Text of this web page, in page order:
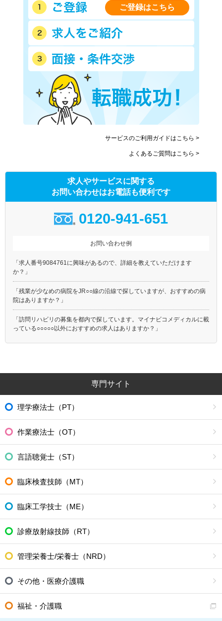
ご登録はこちら
サービスのご利用ガイドはこちら >
よくあるご質問はこちら >
求人やサービスに関する
お問い合わせはお電話も便利です
0120-941-651
お問い合わせ例
「求人番号9084761に興味があるので、詳細を教えていただけます
か？」
「残業が少なめの病院をJR○○線の沿線で探していますが、おすすめの病
院はありますか？」
「訪問リハビリの募集を都内で探しています。マイナビコメディカルに載
っている○○○○○以外におすすめの求人はありますか？」
専門サイト
理学療法士（PT）
作業療法士（OT）
言語聴覚士（ST）
臨床検査技師（MT）
臨床工学技士（ME）
診療放射線技師（RT）
管理栄養士/栄養士（NRD）
その他・医療介護職
福祉・介護職